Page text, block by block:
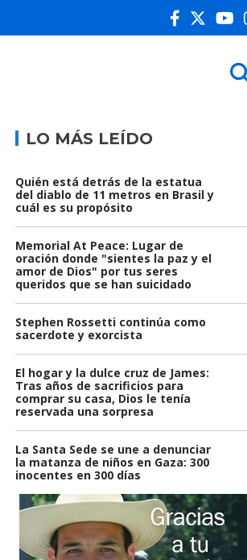
LO MÁS LEÍDO
Quién está detrás de la estatua
del diablo de 11 metros en Brasil y
cuál es su propósito
Memorial At Peace: Lugar de
oración donde "sientes la paz y el
amor de Dios" por tus seres
queridos que se han suicidado
Stephen Rossetti continúa como
sacerdote y exorcista
El hogar y la dulce cruz de James:
Tras años de sacrificios para
comprar su casa, Dios le tenía
reservada una sorpresa
La Santa Sede se une a denunciar
la matanza de niños en Gaza: 300
inocentes en 300 días